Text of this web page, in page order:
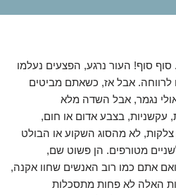
סוף! העור נרגע, הפצעים נעלמו
לרווחה. אבל אז, כשאתם מביטים
נגמר, אבל השדה מלא
עקשניות, בצבע אדום או חום,
לא מהסוג השקוע או הבולט
מטורפים. הן פשוט שם,
אתם כמו רוב האנשים שחוו אקנה,
האלה לא פחות מתסכלות